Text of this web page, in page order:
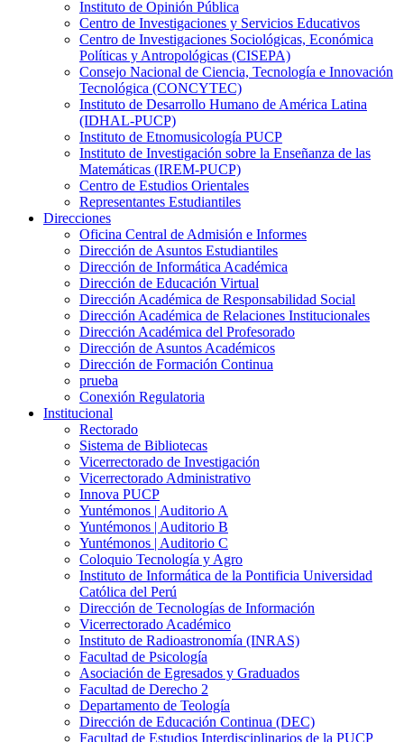
Instituto de Opinión Pública
Centro de Investigaciones y Servicios Educativos
Centro de Investigaciones Sociológicas, Económica
Políticas y Antropológicas (CISEPA)
Consejo Nacional de Ciencia, Tecnología e Innovación
Tecnológica (CONCYTEC)
Instituto de Desarrollo Humano de América Latina
(IDHAL-PUCP)
Instituto de Etnomusicología PUCP
Instituto de Investigación sobre la Enseñanza de las
Matemáticas (IREM-PUCP)
Centro de Estudios Orientales
Representantes Estudiantiles
Direcciones
Oficina Central de Admisión e Informes
Dirección de Asuntos Estudiantiles
Dirección de Informática Académica
Dirección de Educación Virtual
Dirección Académica de Responsabilidad Social
Dirección Académica de Relaciones Institucionales
Dirección Académica del Profesorado
Dirección de Asuntos Académicos
Dirección de Formación Continua
prueba
Conexión Regulatoria
Institucional
Rectorado
Sistema de Bibliotecas
Vicerrectorado de Investigación
Vicerrectorado Administrativo
Innova PUCP
Yuntémonos | Auditorio A
Yuntémonos | Auditorio B
Yuntémonos | Auditorio C
Coloquio Tecnología y Agro
Instituto de Informática de la Pontificia Universidad
Católica del Perú
Dirección de Tecnologías de Información
Vicerrectorado Académico
Instituto de Radioastronomía (INRAS)
Facultad de Psicología
Asociación de Egresados y Graduados
Facultad de Derecho 2
Departamento de Teología
Dirección de Educación Continua (DEC)
Facultad de Estudios Interdisciplinarios de la PUCP